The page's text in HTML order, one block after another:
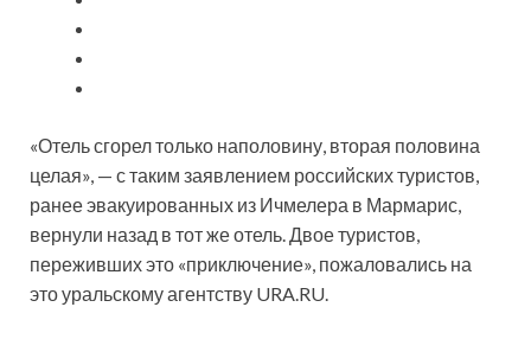
«Отель сгорел только наполовину, вторая половина
целая», — с таким заявлением российских туристов,
ранее эвакуированных из Ичмелера в Мармарис,
вернули назад в тот же отель. Двое туристов,
переживших это «приключение», пожаловались на
это уральскому агентству URA.RU.